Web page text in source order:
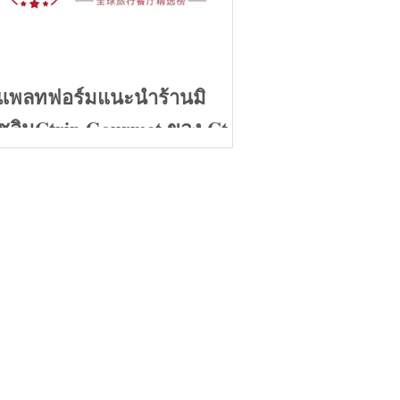
พลทฟอร์มแนะนำร้านมิ
ลินCtrip Gourmet ของ Ctrip